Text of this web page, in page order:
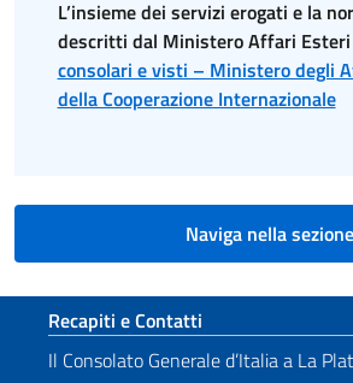
L’insieme dei servizi erogati e la
descritti dal Ministero Affari
consolari e visti – Ministero degli
della Cooperazione Internazionale
Naviga nella sezione
Sezione footer
Recapiti e Contatti
Il Consolato Generale d’Italia a La